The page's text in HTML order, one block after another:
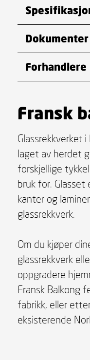
Dokumenter
Forhandlere
Fransk
Glassrekkverket
laget av herdet
forskjellige
bruk for.
kanter og
glassrekkverk.
Om du kjøper
glassrekkverk
oppgradere
Fransk Balkong
fabrikk, eller
eksisterende